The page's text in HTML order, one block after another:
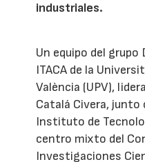
industriales.
Un equipo del
ITACA de la
València (UPV),
Catalá Civera,
Instituto de
centro mixto del
Investigaciones